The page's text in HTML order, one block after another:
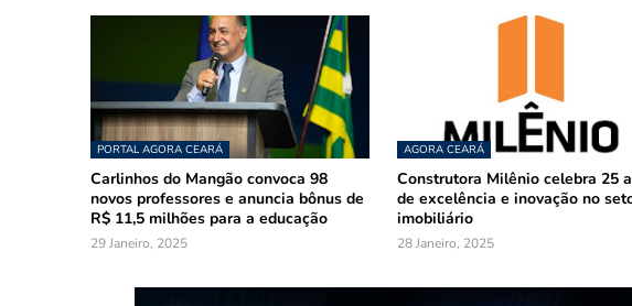
PORTAL AGORA CEARÁ
Carlinhos do Mangão convoca 98
novos professores e anuncia bônus de
R$ 11,5 milhões para a educação
29 Janeiro, 2025
AGORA CEARÁ
Construtora Milênio celebra 25
de excelência e inovação no
imobiliário
28 Janeiro, 2025